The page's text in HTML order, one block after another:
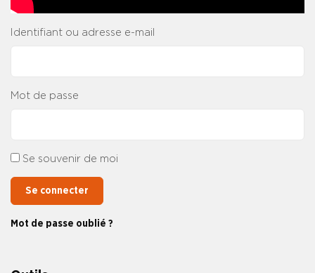
Identifiant ou adresse e-mail
Mot de passe
Se souvenir de moi
Se connecter
Mot de passe oublié ?